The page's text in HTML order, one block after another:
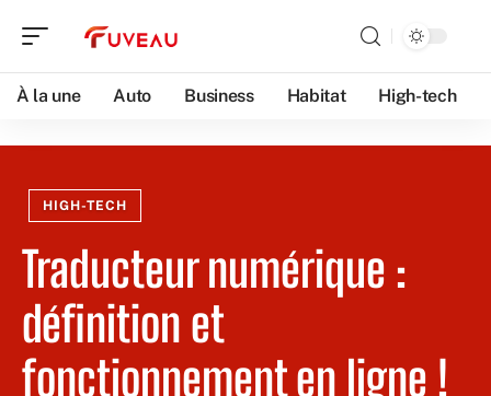
À la une Auto Business Habitat High-tech
HIGH-TECH
Traducteur numérique :
définition et
fonctionnement en ligne !